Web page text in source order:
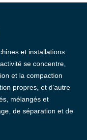
et installations
se concentre,
et la compaction
propres, et d’autre
mélangés et
de séparation et de